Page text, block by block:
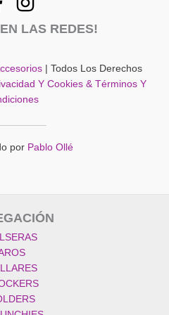
LAS REDES!
| Todos Los Derechos
Y Cookies & Términos Y
por Pablo Ollé